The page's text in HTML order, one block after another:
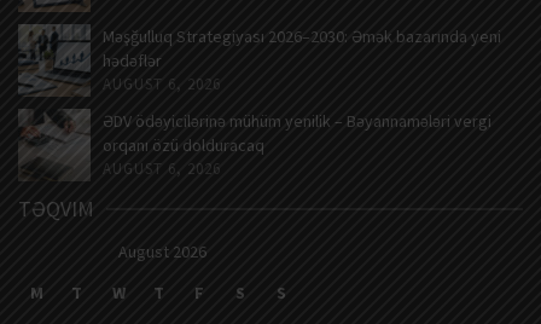
Məşğulluq Strategiyası 2026–2030: Əmək bazarında yeni
hədəflər
AUGUST 6, 2026
ƏDV ödəyicilərinə mühüm yenilik – Bəyannamələri vergi
orqanı özü dolduracaq
AUGUST 6, 2026
TƏQVIM
August 2026
M
T W T F S S